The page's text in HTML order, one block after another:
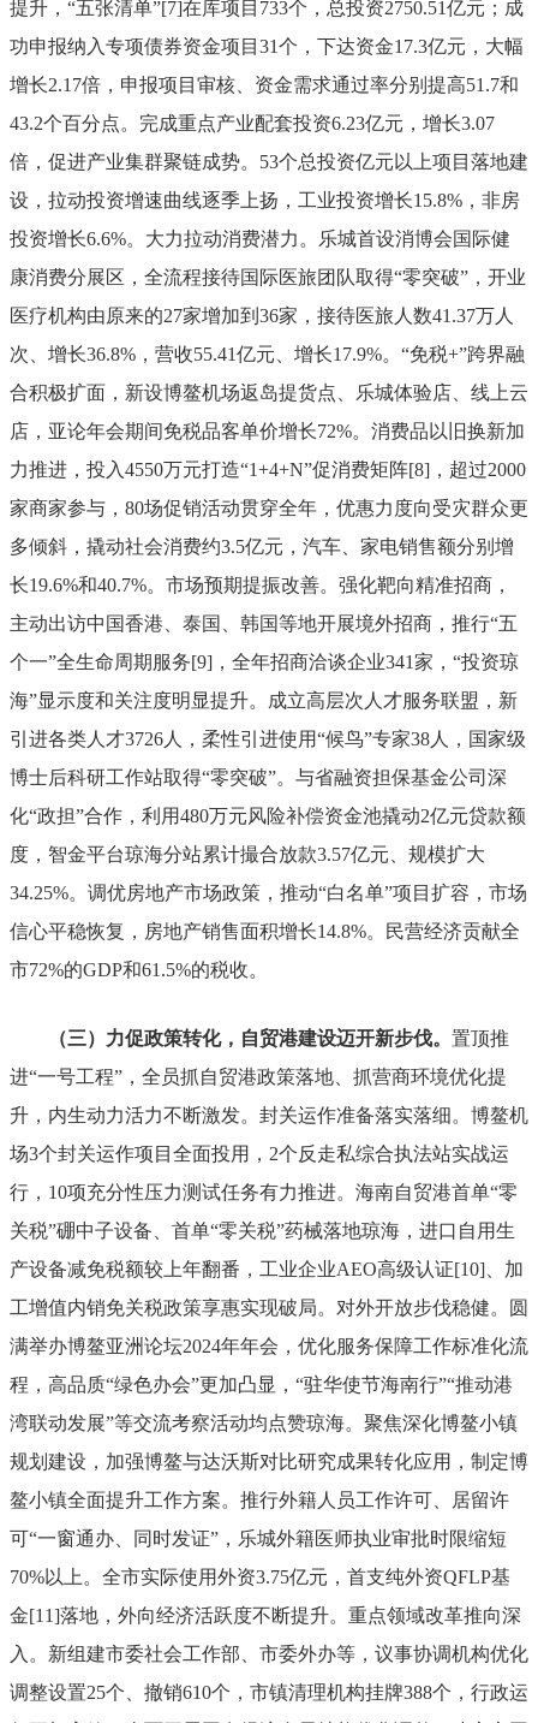
提升， “五张清单”[7]在库项目 733个，总投资2750.51亿元；成
功申报纳入专项债券资金项目 31个，下达资金17.3亿元，大幅
增长2.17倍，申报项目审核、资金需求通过率分别提高51.7和
43.2个百分点。完成重点产业配套投资6.23亿元，增长3.07
倍，促进产业集群聚链成势。 53个总投资亿元以上项目落地建
设，拉动投资增速曲线逐季上扬，工业投资增长15.8% ，非房
投资增长6.6%。 大力拉动消费潜力。
乐城首设消博会国际健
康消费分展区，全流程接待国际医旅团队取得“零突破” ，开业
医疗机构由原来的27家增加到 36家，接待医旅人数41.37万人
次、增长36.8% ，营收55.41亿元、增长17.9%。 “免税+”跨界融
合积极扩面，新设博鳌机场返岛提货点、乐城体验店、线上云
店，亚论年会期间免税品客单价增长72%。 消费品以旧换新加
力推进，投入4550万元打造“1+4+N”促消费矩阵[8] ，超过2000
家商家参与， 80场促销活动贯穿全年，优惠力度向受灾群众更
多倾斜，撬动社会消费约3.5亿元，汽车、家电销售额分别增
长19.6%和40.7%。 市场预期提振改善。 强化靶向精准招商，
主动出访中国香港、泰国、韩国等地开展境外招商，推行“五
个一”全生命周期服务[9] ，全年招商洽谈企业341家， “投资琼
海”显示度和关注度明显提升。成立高层次人才服务联盟，新
引进各类人才3726 人，柔性引进使用“候鸟”专家38 人，国家级
博士后科研工作站取得“零突破”。与省融资担保基金公司深
化“政担”合作，利用480万元风险补偿资金池撬动2亿元贷款额
度，智金平台琼海分站累计撮合放款3.57亿元、规模扩大
34.25%。调优房地产市场政策，推动“白名单”项目扩容，市场
信心平稳恢复，房地产销售面积增长14.8%。民营经济贡献全
市72%的GDP和61.5%的税收。
（三）力促政策转化，自贸港建设迈开新步伐。 置顶推
进“一号工程” ，全员抓自贸港政策落地、抓营商环境优化提
升，内生动力活力不断激发。 封关运作准备落实落细。 博鳌机
场3个封关运作项目全面投用， 2个反走私综合执法站实战运
行， 10项充分性压力测试任务有力推进。海南自贸港首单“零
关税”硼中子设备、首单“零关税”药械落地琼海，进口自用生
产设备减免税额较上年翻番，工业企业AEO高级认证[10] 、加
工增值内销免关税政策享惠实现破局。 对外开放步伐稳健。
圆
满举办博鳌亚洲论坛2024年年会，优化服务保障工作标准化流
程，高品质“绿色办会”更加凸显， “驻华使节海南行”“推动港
湾联动发展”等交流考察活动均点赞琼海。聚焦深化博鳌小镇
规划建设，加强博鳌与达沃斯对比研究成果转化应用，制定博
鳌小镇全面提升工作方案。推行外籍人员工作许可、居留许
可“一窗通办、同时发证” ，乐城外籍医师执业审批时限缩短
70%以上。全市实际使用外资3.75亿元，首支纯外资QFLP基
金[11]落地，外向经济活跃度不断提升。 重点领域改革推向深
入。 新组建市委社会工作部、市委外办等，议事协调机构优化
调整设置25个、撤销610个，市镇清理机构挂牌388个，行政运